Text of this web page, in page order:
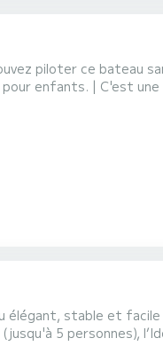
piloter ce bateau
enfants. | C'est
équipement de
élégant, stable et
5 personnes),